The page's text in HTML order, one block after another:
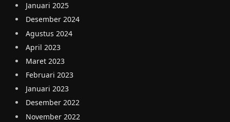
Januari 2025
Desember 2024
Agustus 2024
April 2023
Maret 2023
Februari 2023
Januari 2023
Desember 2022
November 2022